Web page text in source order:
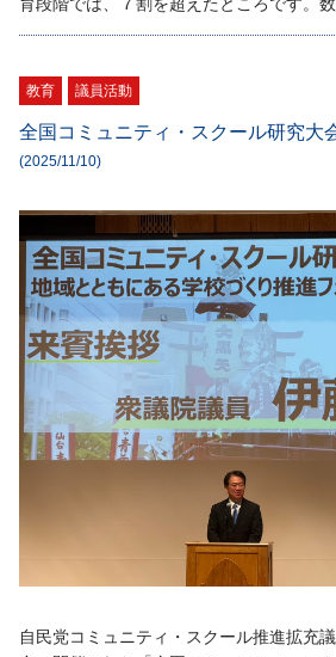
育段階では、７割を超えたところです。
教育 議員活動
全国コミュニティ・スクール研究大
(2025/11/10)
自民党コミュニティ・スクール推進拡充